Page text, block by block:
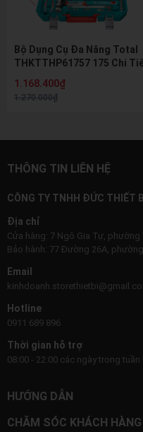
Bộ Dụng Cụ Đa Năng Total
THKTTHP61757 175 Chi
Vít Chính Hãng
1.168.400₫
1.270.000₫
THÔNG TIN LIÊN HỆ
CÔNG TY TNHH ĐỨC THIẾT BỊ
Địa chỉ
Cửa hàng: 7 Ngô Gia Tự, phường
Bảo hành: 77 Đường 26A,
Email
Hotline
0911 689 896
Thời gian hỗ trợ
08:00 - 22:00 các ngày trong tuần
HƯỚNG DẪN
CHĂM SÓC KHÁCH HÀNG